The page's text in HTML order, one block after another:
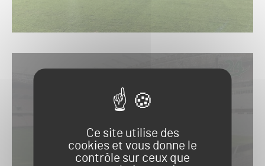
Ce site utilise des
cookies et vous donne le
contrôle sur ceux que